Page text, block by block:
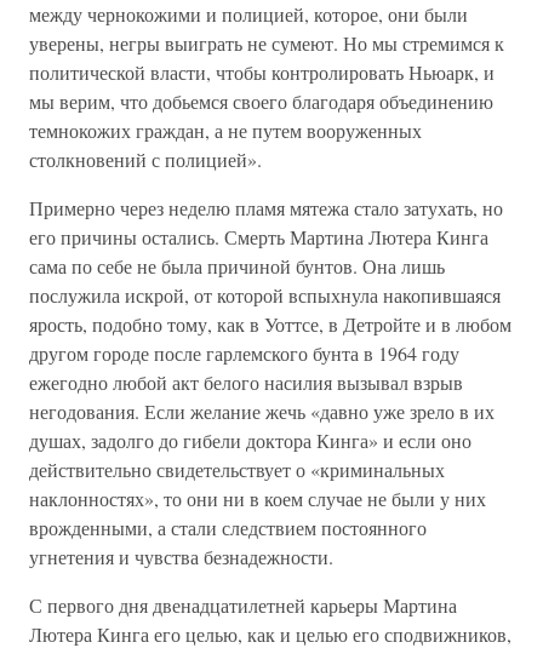
между чернокожими и полицией, которое, они были
уверены, негры выиграть не сумеют. Но мы стремимся к
политической власти, чтобы контролировать Ньюарк, и
мы верим, что добьемся своего благодаря объединению
темнокожих граждан, а не путем вооруженных
столкновений с полицией».
Примерно через неделю пламя мятежа стало затухать, но
его причины остались. Смерть Мартина Лютера Кинга
сама по себе не была причиной бунтов. Она лишь
послужила искрой, от которой вспыхнула накопившаяся
ярость, подобно тому, как в Уоттсе, в Детройте и в любом
другом городе после гарлемского бунта в 1964 году
ежегодно любой акт белого насилия вызывал взрыв
негодования. Если желание жечь «давно уже зрело в их
душах, задолго до гибели доктора Кинга» и если оно
действительно свидетельствует о «криминальных
наклонностях», то они ни в коем случае не были у них
врожденными, а стали следствием постоянного
угнетения и чувства безнадежности.
С первого дня двенадцатилетней карьеры Мартина
Лютера Кинга его целью, как и целью его сподвижников,